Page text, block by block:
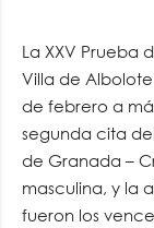
La XXV Prueba
Villa de
de febrero a
segunda cita
de Granada –
masculina, y la
fueron los